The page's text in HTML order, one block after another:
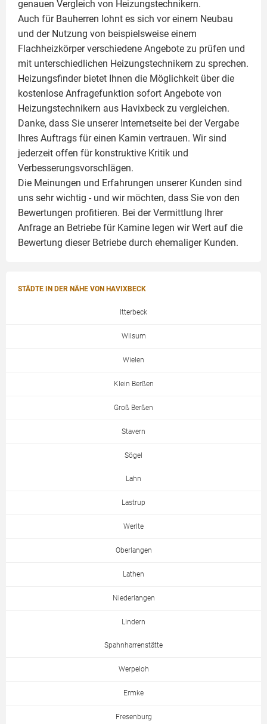
genauen Vergleich von Heizungstechnikern.
Auch für Bauherren lohnt es sich vor einem Neubau
und der Nutzung von beispielsweise einem
Flachheizkörperverschiedene Angebote zu prüfen und
mit unterschiedlichen Heizungstechnikern zu sprechen.
Heizungsfinder bietet Ihnen die Möglichkeit über die
kostenlose Anfragefunktion sofort Angebote von
Heizungstechnikern aus Havixbeck zu vergleichen.
Danke, dass Sie unserer Internetseite bei der Vergabe
Ihres Auftrags für einen Kamin vertrauen. Wir sind
jederzeit offen für konstruktive Kritik und
Verbesserungsvorschlägen.
Die Meinungen und Erfahrungen unserer Kunden sind
uns sehr wichtig - und wir möchten, dass Sie von den
Bewertungen profitieren. Bei der Vermittlung Ihrer
Anfrage an Betriebe für Kamine legen wir Wert auf die
Bewertung dieser Betriebe durch ehemaliger Kunden.
STÄDTE IN DER NÄHE VON HAVIXBECK
Itterbeck
Wilsum
Wielen
Klein Berßen
Groß Berßen
Stavern
Sögel
Lahn
Lastrup
Werlte
Oberlangen
Lathen
Niederlangen
Lindern
Spahnharrenstätte
Werpeloh
Ermke
Fresenburg